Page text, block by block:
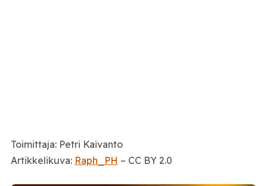
Toimittaja: Petri Kaivanto
Artikkelikuva: Raph_PH – CC BY 2.0